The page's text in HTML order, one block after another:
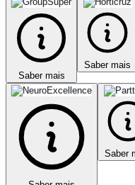
Saber mais
Saber mais
Saber